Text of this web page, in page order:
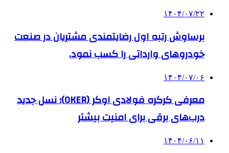
۱۴۰۴/۰۷/۲۲
برساوش رتبه اول رضایتمندی مشتریان در صنعت
خودروهای وارداتی را کسب نمود.
۱۴۰۴/۰۷/۰۶
معرفی کرکره فولادی اوکر (OKER)؛ نسل جدید
درب‌های برقی برای امنیت بیشتر
۱۴۰۴/۰۶/۱۱